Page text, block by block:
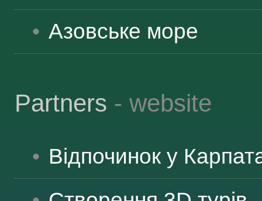
Азовське море
Partners - website
Відпочинок у